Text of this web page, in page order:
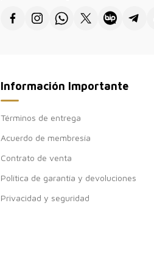
Información Importante
Términos de entrega
Acuerdo de membresía
Contrato de venta
Política de garantía y devoluciones
Privacidad y seguridad